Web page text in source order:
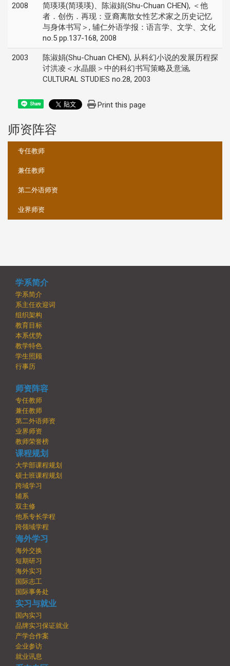
2008
简瑛瑛(简瑛瑛)、陈淑娟(Shu-Chuan CHEN), ＜他
者．创伤．再现：亚裔离散女性艺术家之历史记忆
与身体书写＞, 辅仁外语学报：语言学、文学、文化
no.5 pp.137-168, 2008
2003
陈淑娟(Shu-Chuan CHEN), 从科幻小说的发展历程探
讨洪凌＜水晶眼＞中的科幻书写策略及意涵,
CULTURAL STUDIES no.28, 2003
Share Print this page
师资阵容
专任教师
兼任教师
第二外语师资
业界师资
学系简介
学系简介
系主任欢迎词
组织架构
教育目标
本系优势
教学特色
学生照顾
行事历
师资阵容
专任教师
兼任教师
第二外语师资
业界师资
教师荣誉榜
课程规划
大学部课程规划
硕士班课程规划
跨域学习
辅系
双主修
他系专长学程
跨领域学程
海外学习
海外交换
短期研习
海外实习
国际志工
国际事务处
实习与就业
国内实习
品牌实习保证就业
产学合作案
企业参访
就业讯息